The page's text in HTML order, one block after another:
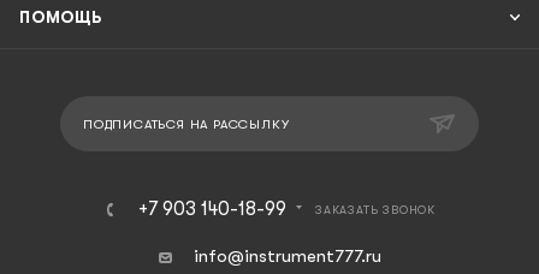
ПОМОЩЬ
ПОДПИСАТЬСЯ НА РАССЫЛКУ
+7 903 140-18-99 ЗАКАЗАТЬ ЗВОНОК
info@instrument777.ru